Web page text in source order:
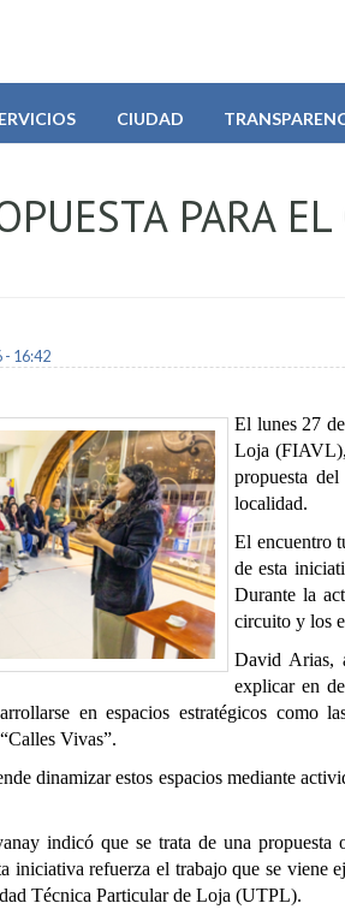
CIUDAD
PARA
- 16:42
El lunes 27
Loja
propuesta
localidad.
El encuentro
de esta
Durante la
circuito y los
David Arias,
explicar en
en espacios estratégicos
Vivas”.
dinamizar estos espacios mediante
indicó que se trata de una
iniciativa refuerza el trabajo que se
Técnica Particular de Loja (UTPL).